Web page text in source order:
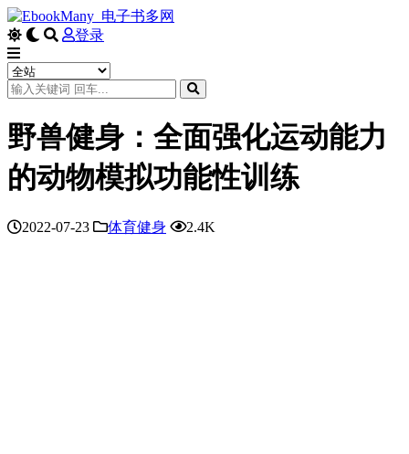
登录
野兽健身：全面强化运动能力
的动物模拟功能性训练
2022-07-23 体育健身 2.4K